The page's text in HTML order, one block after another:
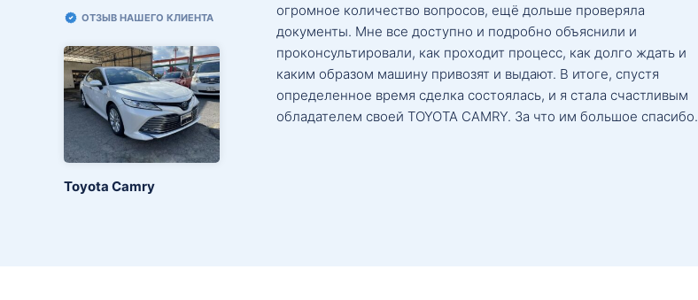
ОТЗЫВ НАШЕГО КЛИЕНТА
Toyota Camry
огромное количество вопросов, ещё дольше проверяла
документы. Мне все доступно и подробно объяснили и
проконсультировали, как проходит процесс, как долго ждать и
каким образом машину привозят и выдают. В итоге, спустя
определенное время сделка состоялась, и я стала счастливым
обладателем своей TOYOTA CAMRY. За что им большое спасибо.